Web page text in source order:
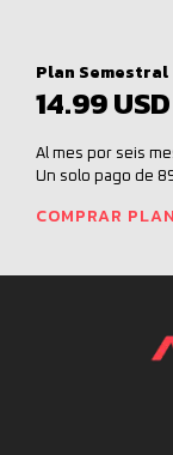
Plan Semestral
14.99 USD
Al mes por seis
Un solo pago de
COMPRAR